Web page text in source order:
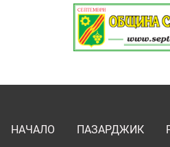
НАЧАЛО ПАЗАРДЖИК